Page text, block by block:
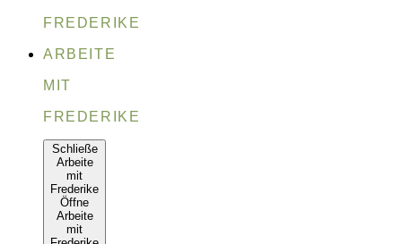
FREDERIKE
ARBEITE
MIT
FREDERIKE
Schließe
Arbeite
mit
Frederike
Öffne
Arbeite
mit